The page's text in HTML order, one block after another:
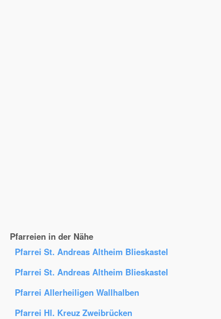
Pfarreien in der Nähe
Pfarrei St. Andreas Altheim Blieskastel
Pfarrei St. Andreas Altheim Blieskastel
Pfarrei Allerheiligen Wallhalben
Pfarrei Hl. Kreuz Zweibrücken